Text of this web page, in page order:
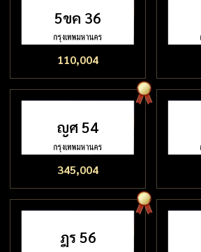
5ขค 36
110,004
ญศ 54
345,004
ฎร 56